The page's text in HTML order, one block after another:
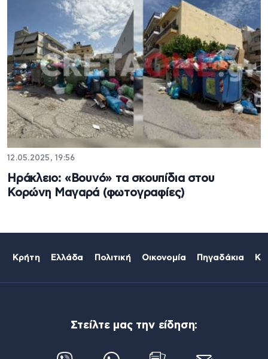
12.05.2025, 19:56
Ηράκλειο: «Βουνό» τα σκουπίδια στου
Κορώνη Μαγαρά (φωτογραφίες)
Κρήτη Ελλάδα Πολιτική Οικονομία Πηγαδάκια
Στείλτε μας την είδηση: